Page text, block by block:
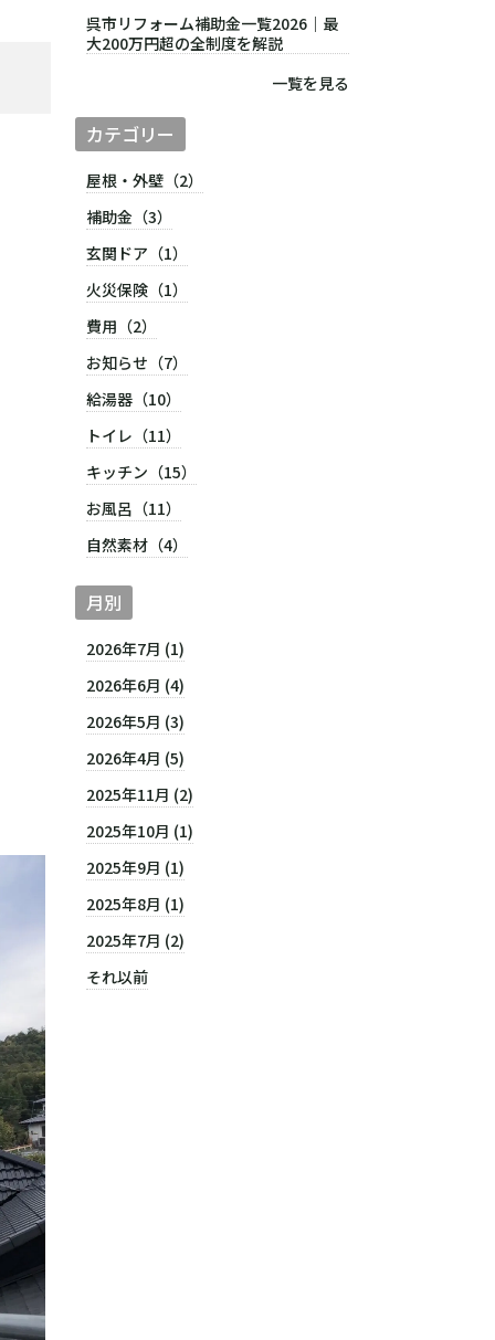
呉市リフォーム補助金一覧2026｜最
大200万円超の全制度を解説
一覧を見る
カテゴリー
屋根・外壁（2）
補助金（3）
玄関ドア（1）
火災保険（1）
費用（2）
お知らせ（7）
給湯器（10）
トイレ（11）
キッチン（15）
お風呂（11）
自然素材（4）
月別
2026年7月 (1)
2026年6月 (4)
2026年5月 (3)
2026年4月 (5)
2025年11月 (2)
2025年10月 (1)
2025年9月 (1)
2025年8月 (1)
2025年7月 (2)
それ以前